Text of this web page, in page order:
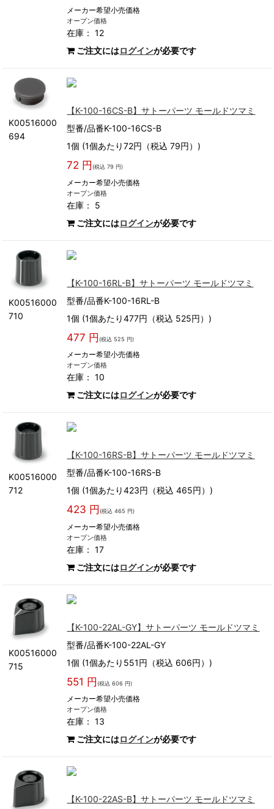
メーカー希望小売価格
オープン価格
在庫： 12
ご注文にはログインが必要です
K00516000
694
【K-100-16CS-B】サトーパーツ モールドツマミ
型番/品番K-100-16CS-B
1個 (1個あたり72円（税込 79円）)
72 円 (税込 79 円)
メーカー希望小売価格
オープン価格
在庫： 5
ご注文にはログインが必要です
K00516000
710
【K-100-16RL-B】サトーパーツ モールドツマミ
型番/品番K-100-16RL-B
1個 (1個あたり477円（税込 525円）)
477 円 (税込 525 円)
メーカー希望小売価格
オープン価格
在庫： 10
ご注文にはログインが必要です
K00516000
712
【K-100-16RS-B】サトーパーツ モールドツマミ
型番/品番K-100-16RS-B
1個 (1個あたり423円（税込 465円）)
423 円 (税込 465 円)
メーカー希望小売価格
オープン価格
在庫： 17
ご注文にはログインが必要です
K00516000
715
【K-100-22AL-GY】サトーパーツ モールドツマミ
型番/品番K-100-22AL-GY
1個 (1個あたり551円（税込 606円）)
551 円 (税込 606 円)
メーカー希望小売価格
オープン価格
在庫： 13
ご注文にはログインが必要です
【K-100-22AS-B】サトーパーツ モールドツマミ